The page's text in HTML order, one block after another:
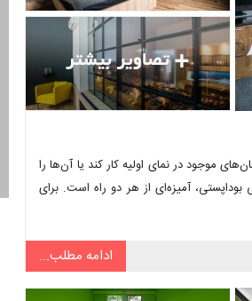
موجود در نمای اولیه کار کند یا آن‌ها را
بوداپستی، آمیزه‌ای از هر دو راه است. برای
ادامه مطلب...